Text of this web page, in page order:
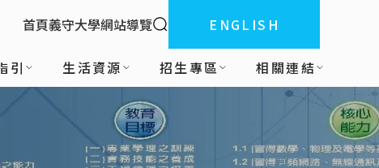
:::
首頁義守大學網站導覽 全站搜索ENGLISH
引 生活資源 招生專區 相關連結